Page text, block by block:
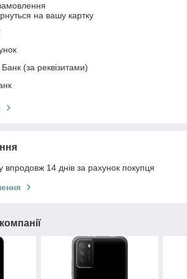
на вашу картку
(за реквізитами)
впродовж 14 днів за рахунок покупця